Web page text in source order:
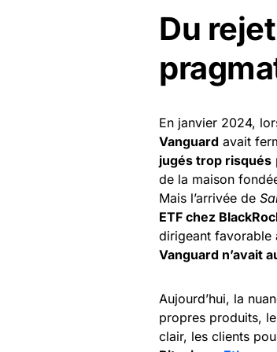
Du
En janvier 2024,
Vanguard avait
jugés trop risqués
de la maison
Mais l’arrivée de
ETF chez
dirigeant favorable
Vanguard n’avait
Aujourd’hui, la
propres produits,
clair, les clients